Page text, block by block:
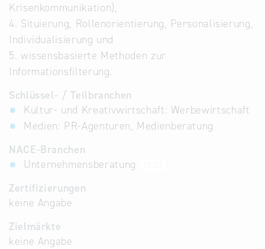
Krisenkommunikation),
4. Situierung, Rollenorientierung, Personalisierung,
Individualisierung und
5. wissensbasierte Methoden zur
Informationsfilterung.
Schlüssel- / Teilbranchen
Kultur- und Kreativwirtschaft: Werbewirtschaft
Medien: PR-Agenturen, Medienberatung
NACE-Branchen
Unternehmensberatung
Zertifizierungen
keine Angabe
Zielmärkte
keine Angabe